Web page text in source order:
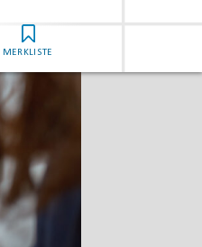
MERKLISTE